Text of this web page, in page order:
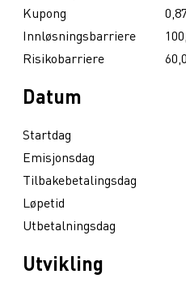
Kupong
Innløsningsbarriere
Risikobarriere
Datum
Startdag
Emisjonsdag
Tilbakebetalingsdag
Løpetid
Utbetalningsdag
Utvikling